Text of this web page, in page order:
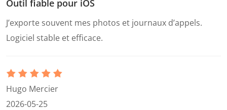
Outil fiable pour iOS
J’exporte souvent mes photos et journaux d’appels.
Logiciel stable et efficace.
Hugo Mercier
2026-05-25